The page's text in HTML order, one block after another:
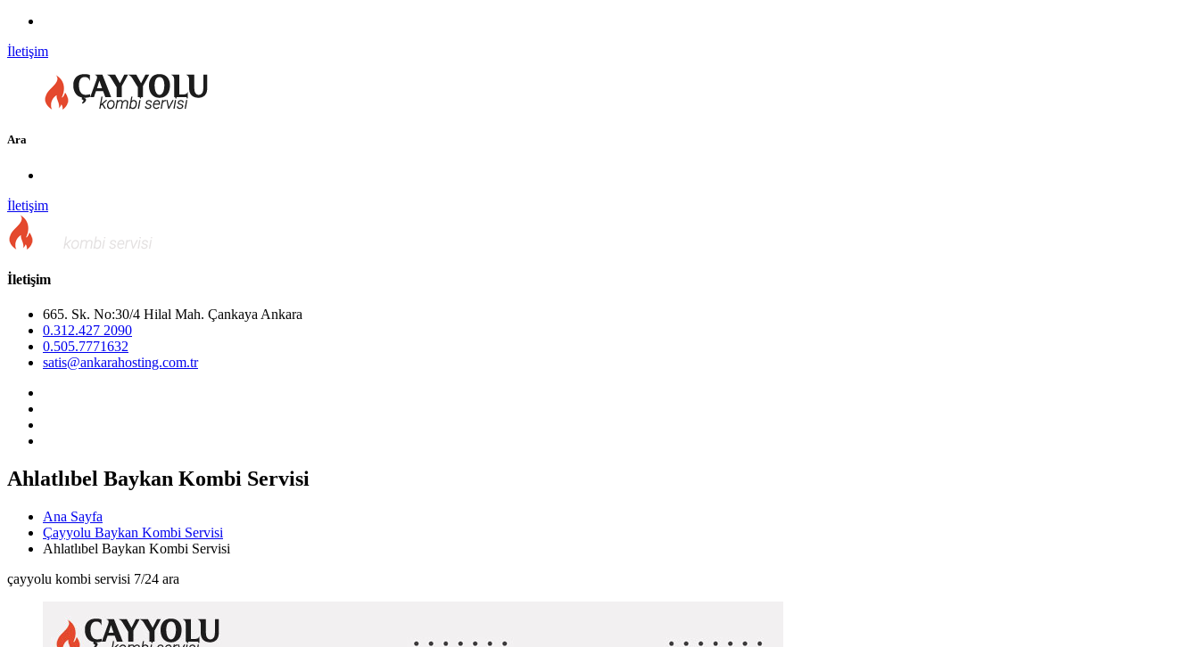
İletişim
Ara
İletişim
İletişim
665. Sk. No:30/4 Hilal Mah. Çankaya Ankara
0.312.427 2090
0.505.7771632
satis@ankarahosting.com.tr
Ahlatlıbel Baykan Kombi Servisi
Ana Sayfa
Çayyolu Baykan Kombi Servisi
Ahlatlıbel Baykan Kombi Servisi
çayyolu kombi servisi 7/24 ara